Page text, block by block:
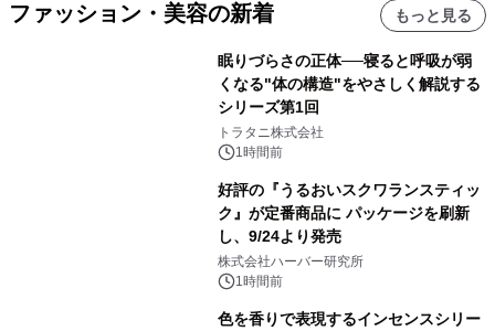
ファッション・美容の新着 もっと見る
眠りづらさの正体──寝ると呼吸が弱
くなる"体の構造"をやさしく解説する
シリーズ第1回
トラタニ株式会社
1時間前
好評の『うるおいスクワランスティッ
ク』が定番商品に パッケージを刷新
し、9/24より発売
株式会社ハーバー研究所
1時間前
色を香りで表現するインセンスシリー